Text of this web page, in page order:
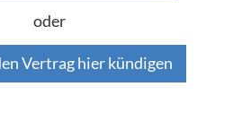
oder
Vertrag hier kündigen